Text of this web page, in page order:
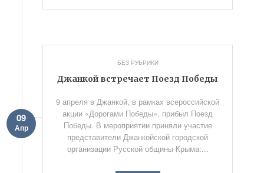
БЕЗ РУБРИКИ
Джанкой встречает Поезд Победы
09
Апр
9 апреля в Джанкой, в рамках всероссийской
акции «Дорогами Победы», прибыл Поезд
Победы. В мероприятии приняли участие
представители Джанкойской городской
организации Русской общины Крыма:...